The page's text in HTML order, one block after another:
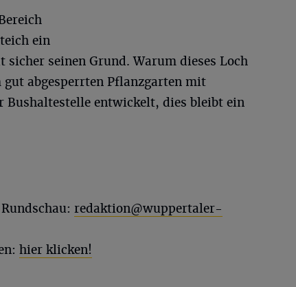
ein
sicher seinen Grund. Warum dieses Loch
abgesperrten Pflanzgarten mit
entwickelt, dies bleibt ein
redaktion@wuppertaler-
hier klicken!